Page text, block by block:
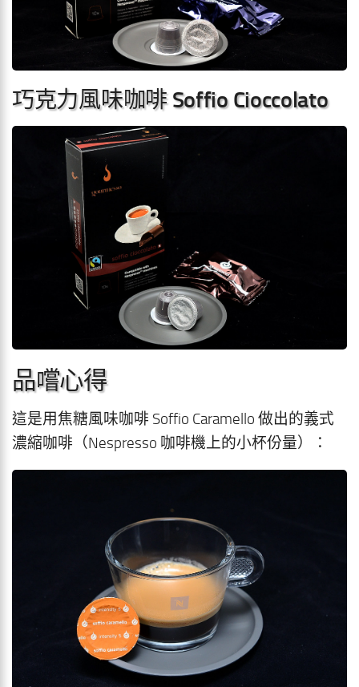
巧克力風味咖啡 Soffio Cioccolato
品嚐心得
這是用焦糖風味咖啡 Soffio Caramello 做出的義式
濃縮咖啡（Nespresso 咖啡機上的小杯份量）：